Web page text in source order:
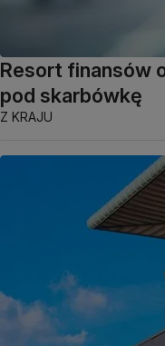
Resort finansów
pod skarbówkę
Z KRAJU